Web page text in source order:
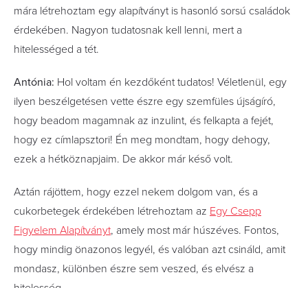
mára létrehoztam egy alapítványt is hasonló sorsú családok
érdekében. Nagyon tudatosnak kell lenni, mert a
hitelességed a tét.
Antónia: Hol voltam én kezdőként tudatos! Véletlenül, egy
ilyen beszélgetésen vette észre egy szemfüles újságíró,
hogy beadom magamnak az inzulint, és felkapta a fejét,
hogy ez címlapsztori! Én meg mondtam, hogy dehogy,
ezek a hétköznapjaim.­ De akkor már késő volt.
Aztán rájöttem, hogy ezzel nekem dolgom van, és a
cukorbetegek érdekében létrehoztam az Egy Csepp
Figyelem Alapítványt, amely most már húszéves. Fontos,
hogy mindig önazonos legyél, és valóban azt csináld, amit
mondasz, különben észre sem veszed, és elvész a